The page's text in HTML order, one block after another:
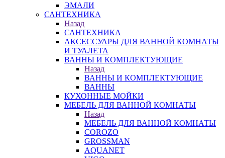
ЭМАЛИ
САНТЕХНИКА
Назад
САНТЕХНИКА
АКСЕССУАРЫ ДЛЯ ВАННОЙ КОМНАТЫ
И ТУАЛЕТА
ВАННЫ И КОМПЛЕКТУЮЩИЕ
Назад
ВАННЫ И КОМПЛЕКТУЮЩИЕ
ВАННЫ
КУХОННЫЕ МОЙКИ
МЕБЕЛЬ ДЛЯ ВАННОЙ КОМНАТЫ
Назад
МЕБЕЛЬ ДЛЯ ВАННОЙ КОМНАТЫ
COROZO
GROSSMAN
AQUANET